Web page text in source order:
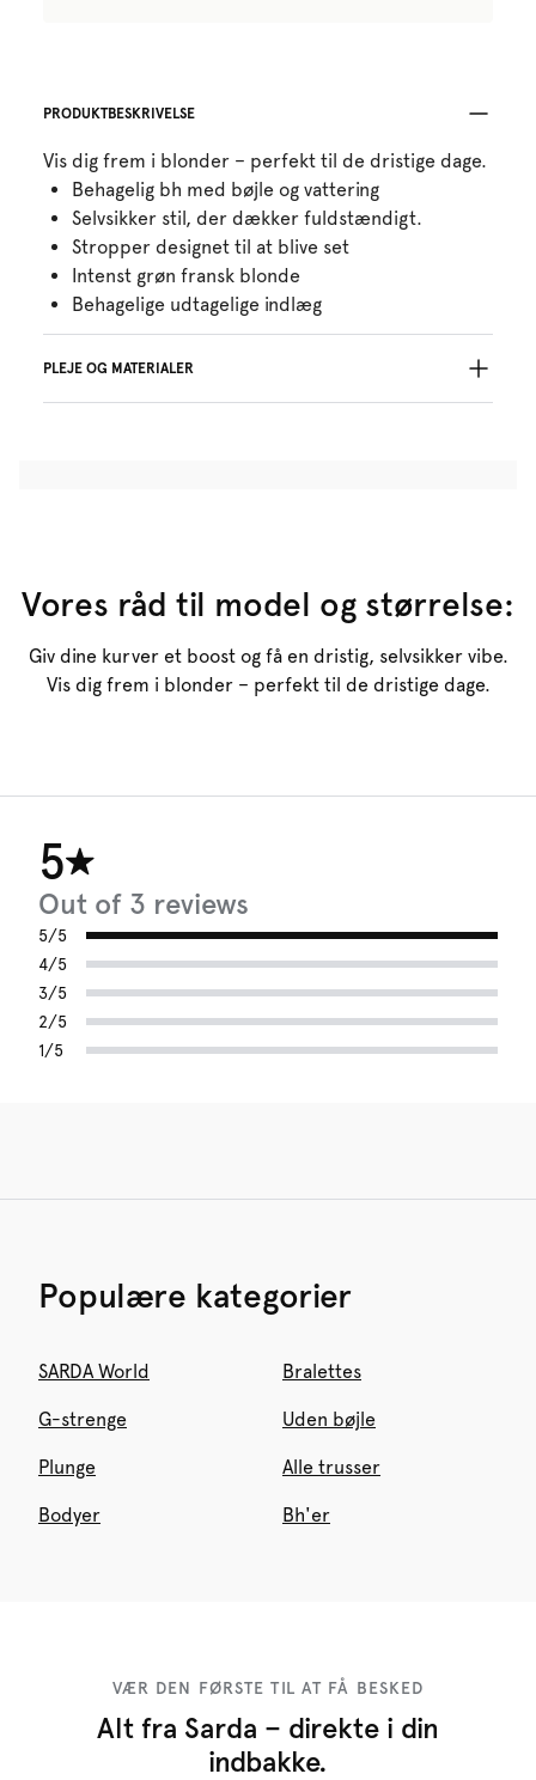
PRODUKTBESKRIVELSE
Vis dig frem i blonder – perfekt til de dristige dage.
Behagelig bh med bøjle og vattering
Selvsikker stil, der dækker fuldstændigt.
Stropper designet til at blive set
Intenst grøn fransk blonde
Behagelige udtagelige indlæg
PLEJE OG MATERIALER
Elastan:9%
Vores råd til model og størrelse:
Giv dine kurver et boost og få en dristig, selvsikker vibe.
Vis dig frem i blonder – perfekt til de dristige dage.
5
Out of 3 reviews
5/5
4/5
3/5
2/5
1/5
Populære kategorier
SARDA World Bralettes
G-strenge Uden bøjle
Plunge Alle trusser
Bodyer Bh'er
VÆR DEN FØRSTE TIL AT FÅ BESKED
Alt fra Sarda – direkte i din
indbakke.